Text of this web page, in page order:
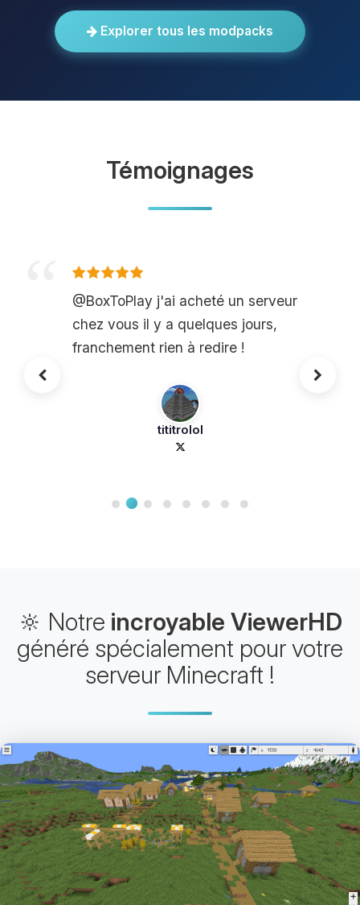
Explorer tous les modpacks
Témoignages
@BoxToPlay j'ai acheté un serveur
chez vous il y a quelques jours,
franchement rien à redire !
tititrolol
🔆 Notre incroyable ViewerHD
généré spécialement pour votre
serveur Minecraft !